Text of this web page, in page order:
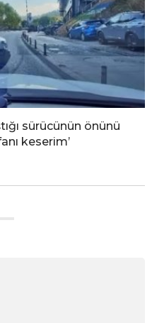
sürücünün önünü
keserim’